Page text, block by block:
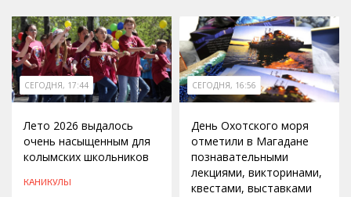
СЕГОДНЯ, 17:44
Лето 2026 выдалось
очень насыщенным для
колымских школьников
КАНИКУЛЫ
СЕГОДНЯ, 16:56
День Охотского моря
отметили в Магадане
познавательными
лекциями, викторинами,
квестами, выставками